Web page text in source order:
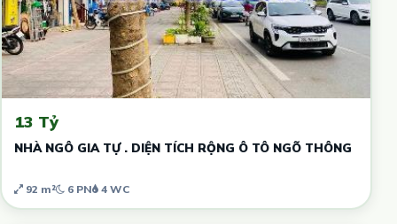
13 Tỷ
NHÀ NGÔ GIA TỰ . DIỆN TÍCH RỘNG Ô TÔ NGÕ THÔNG
92 m² 6 PN 4 WC